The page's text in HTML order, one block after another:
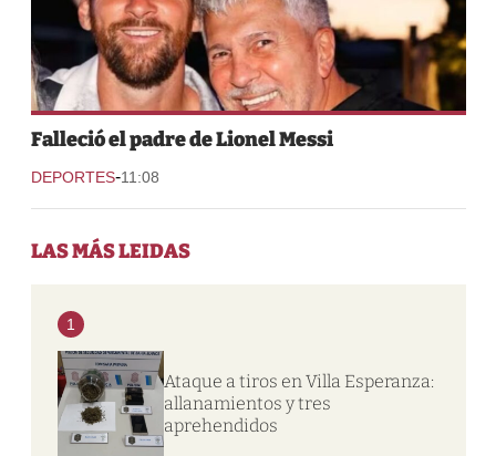
Falleció el padre de Lionel Messi
DEPORTES-11:08
LAS MÁS LEIDAS
1
Ataque a tiros en Villa Esperanza:
allanamientos y tres
aprehendidos